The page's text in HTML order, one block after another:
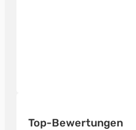
Top-Bewertungen